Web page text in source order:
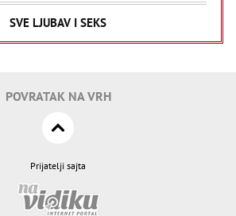
SVE LJUBAV I SEKS
POVRATAK NA VRH
Prijatelji sajta